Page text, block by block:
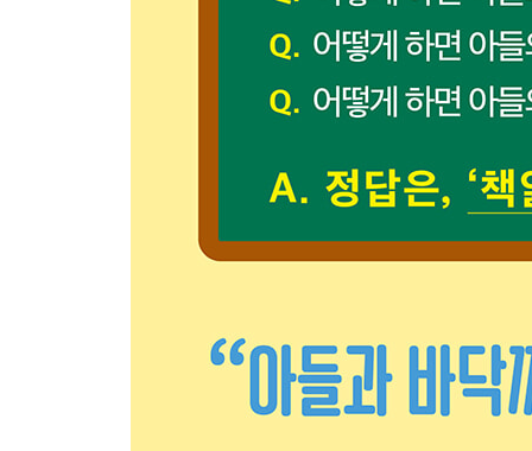
- 원칙 ⑧ 읽기 격차가 벌어지는 시점을 대비한다
Add 한자 공부, 어떻게 시작할까
Part 4 5~10세 아들을 위한 책육아 로드맵
5,6,7세 초등 대비 책읽기
- 창작 그림책 | 재미, 감각, 시각적 문해력을 잡는다
Boy’s Book 집마다 대박 난 창작 시리즈와 전집
- 전래와 명작 | 사회적 상징을 이해한다
Add 옛이야기를 읽을 때 생각할 것